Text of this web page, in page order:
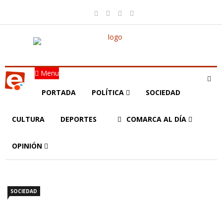
Menu
PORTADA POLÍTICA SOCIEDAD
CULTURA DEPORTES COMARCA AL DÍA
OPINIÓN
SOCIEDAD